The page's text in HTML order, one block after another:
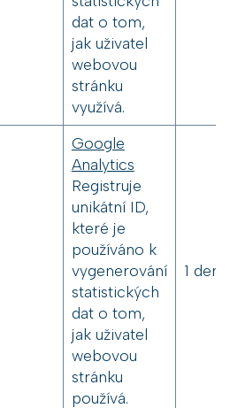
dat o tom,
jak uživatel
webovou
stránku
využívá.
Google
Analytics
Registruje
unikátní ID,
které je
používáno k
vygenerování
statistických
dat o tom,
jak uživatel
webovou
stránku
používá.
1 den